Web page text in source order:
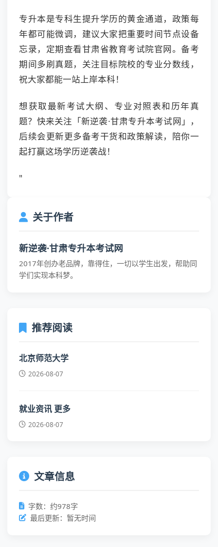
专升本是专科生提升学历的黄金通道，政策每
年都可能微调，建议大家把重要时间节点设备
忘录，定期查看甘肃省教育考试院官网。备考
期间多刷真题，关注目标院校的专业分数线，
祝大家都能一站上岸本科！
想获取最新考试大纲、专业对照表和历年真
题？快来关注「新逆袭·甘肃专升本考试网」，
后续会更新更多备考干货和政策解读，陪你一
起打赢这场学历逆袭战！
"
关于作者
新逆袭·甘肃专升本考试网
2017年创办老品牌，靠得住，一切以学生出发，帮助同
学们实现本科梦。
推荐阅读
北京师范大学
2026-08-07
就业资讯 更多
2026-08-07
文章信息
字数：约978字
最后更新：暂无时间